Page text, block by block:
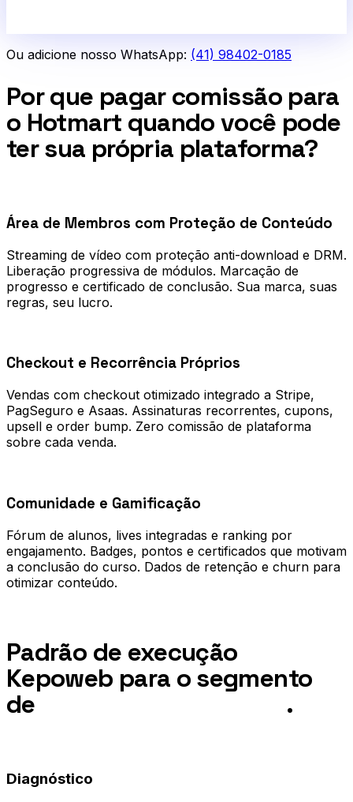
Ou adicione nosso WhatsApp: (41) 98402-0185
Por que pagar comissão para
o Hotmart quando você pode
ter sua própria plataforma?
Área de Membros com Proteção de Conteúdo
Streaming de vídeo com proteção anti-download e DRM.
Liberação progressiva de módulos. Marcação de
progresso e certificado de conclusão. Sua marca, suas
regras, seu lucro.
Checkout e Recorrência Próprios
Vendas com checkout otimizado integrado a Stripe,
PagSeguro e Asaas. Assinaturas recorrentes, cupons,
upsell e order bump. Zero comissão de plataforma
sobre cada venda.
Comunidade e Gamificação
Fórum de alunos, lives integradas e ranking por
engajamento. Badges, pontos e certificados que motivam
a conclusão do curso. Dados de retenção e churn para
otimizar conteúdo.
Padrão de execução
Kepoweb para o segmento
de
.
Diagnóstico